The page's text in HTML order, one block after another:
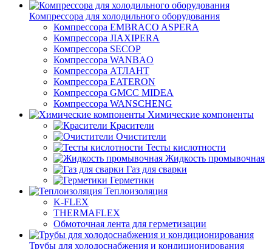
Компрессора для холодильного оборудования
Компрессора EMBRACO ASPERA
Компрессора JIAXIPERA
Компрессора SECOP
Компрессора WANBAO
Компрессора АТЛАНТ
Компрессора EATERON
Компрессора GMCC MIDEA
Компрессора WANSCHENG
Химические компоненты
Красители
Очистители
Тесты кислотности
Жидкость промывочная
Газ для сварки
Герметики
Теплоизоляция
K-FLEX
THERMAFLEX
Обмоточная лента для герметизации
Трубы для холодоснабжения и кондиционирования